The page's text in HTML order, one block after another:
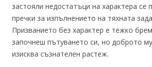
застояли недостатъци на характера се
пречки за изпълнението на тяхната
Призванието без характер е тежко
започнеш пътуването си, но доброто
изисква съзнателен растеж.